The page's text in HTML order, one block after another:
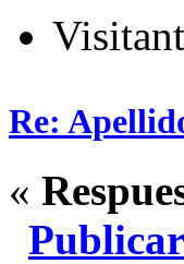
Re:
«
Publicar